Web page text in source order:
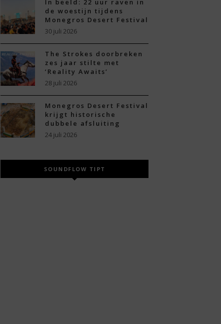
In beeld: 22 uur raven in
de woestijn tijdens
Monegros Desert Festival
30 juli 2026
The Strokes doorbreken
zes jaar stilte met
‘Reality Awaits’
28 juli 2026
Monegros Desert Festival
krijgt historische
dubbele afsluiting
24 juli 2026
SOUNDFLOW TIPT